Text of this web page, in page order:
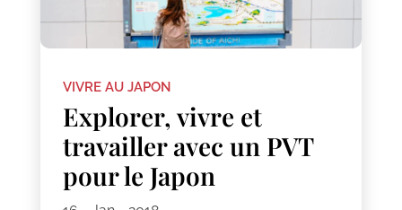
VIVRE AU JAPON
Explorer, vivre et
travailler avec un PVT
pour le Japon